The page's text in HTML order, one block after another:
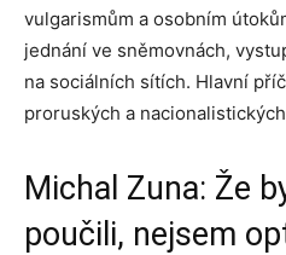
vulgarismům a osobním
jednání ve sněmovnách,
na sociálních sítích. Hlavní
proruských a
Michal Zuna: Že
poučili, nejsem